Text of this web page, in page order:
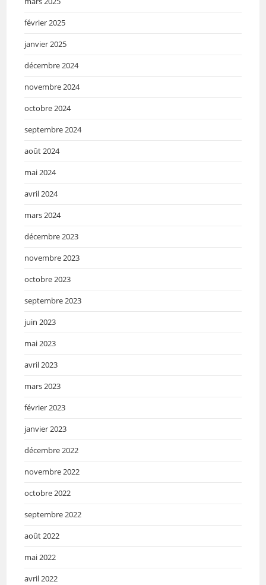
février 2025
janvier 2025
décembre 2024
novembre 2024
octobre 2024
septembre 2024
août 2024
mai 2024
avril 2024
mars 2024
décembre 2023
novembre 2023
octobre 2023
septembre 2023
juin 2023
mai 2023
avril 2023
mars 2023
février 2023
janvier 2023
décembre 2022
novembre 2022
octobre 2022
septembre 2022
août 2022
mai 2022
avril 2022